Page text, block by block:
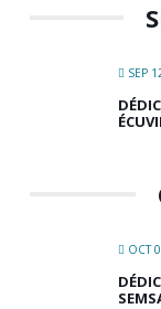
SEP
OCT